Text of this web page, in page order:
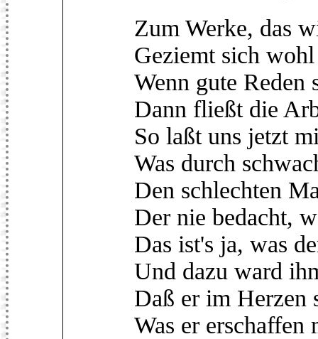
Zum Werke, das
Geziemt sich
Wenn gute Reden
Dann fließt die
So laßt uns jetzt
Was durch
Den schlechten
Der nie bedacht,
Das ist's ja, was
Und dazu ward
Daß er im Herzen
Was er erschaffen